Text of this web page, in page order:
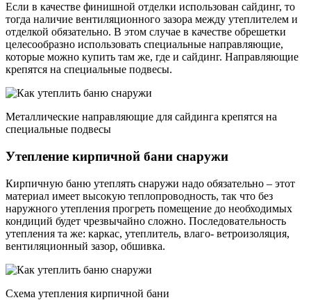
Если в качестве финишной отделки использован сайдинг, то
тогда наличие вентиляционного зазора между утеплителем и
отделкой обязательно. В этом случае в качестве обрешетки
целесообразно использовать специальные направляющие,
которые можно купить там же, где и сайдинг. Направляющие
крепятся на специальные подвесы.
Металлические направляющие для сайдинга крепятся на
специальные подвесы
Утепление кирпичной бани снаружи
Кирпичную баню утеплять снаружи надо обязательно – этот
материал имеет высокую теплопроводность, так что без
наружного утепления прогреть помещение до необходимых
кондиций будет чрезвычайно сложно. Последовательность
утепления та же: каркас, утеплитель, влаго- ветроизоляция,
вентиляционный зазор, обшивка.
Схема утепления кирпичной бани